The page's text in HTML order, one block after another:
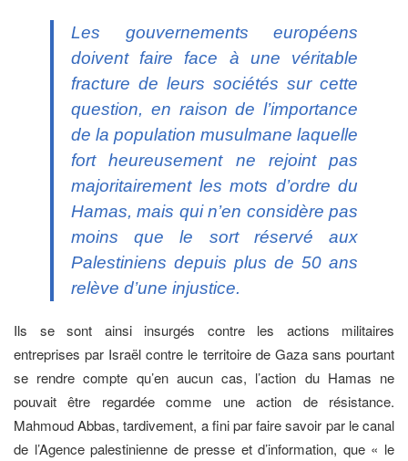
Les gouvernements européens
doivent faire face à une véritable
fracture de leurs sociétés sur cette
question, en raison de l’importance
de la population musulmane laquelle
fort heureusement ne rejoint pas
majoritairement les mots d’ordre du
Hamas, mais qui n’en considère pas
moins que le sort réservé aux
Palestiniens depuis plus de 50 ans
relève d’une injustice.
Ils se sont ainsi insurgés contre les actions militaires
entreprises par Israël contre le territoire de Gaza sans pourtant
se rendre compte qu’en aucun cas, l’action du Hamas ne
pouvait être regardée comme une action de résistance.
Mahmoud Abbas, tardivement, a fini par faire savoir par le canal
de l’Agence palestinienne de presse et d’information, que « le